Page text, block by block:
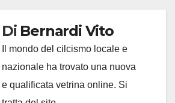
Di Bernardi Vito
Il mondo del cilcismo locale e
nazionale ha trovato una nuova
e qualificata vetrina online. Si